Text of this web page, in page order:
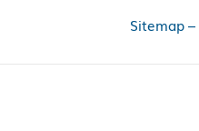
Sitemap–